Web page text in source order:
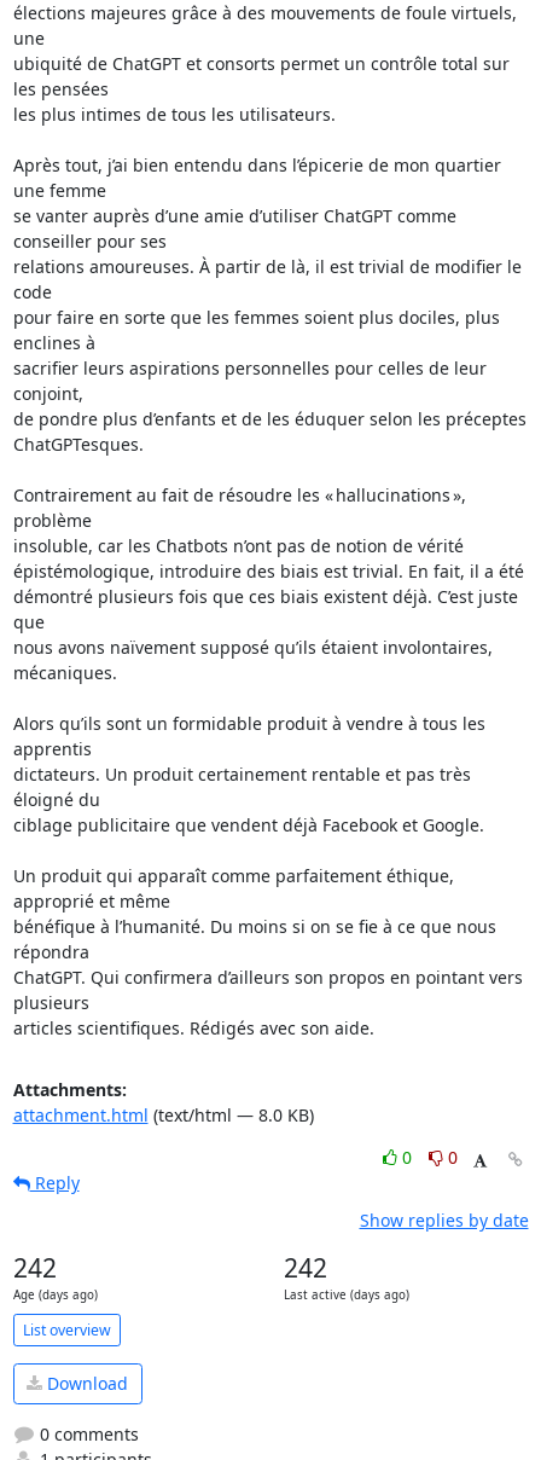
élections majeures grâce à des mouvements de foule virtuels,
une
ubiquité de ChatGPT et consorts permet un contrôle total sur
les pensées
les plus intimes de tous les utilisateurs.
Après tout, j’ai bien entendu dans l’épicerie de mon quartier
une femme
se vanter auprès d’une amie d’utiliser ChatGPT comme
conseiller pour ses
relations amoureuses. À partir de là, il est trivial de modifier le
code
pour faire en sorte que les femmes soient plus dociles, plus
enclines à
sacrifier leurs aspirations personnelles pour celles de leur
conjoint,
de pondre plus d’enfants et de les éduquer selon les préceptes
ChatGPTesques.
Contrairement au fait de résoudre les « hallucinations »,
problème
insoluble, car les Chatbots n’ont pas de notion de vérité
épistémologique, introduire des biais est trivial. En fait, il a été
démontré plusieurs fois que ces biais existent déjà. C’est juste
que
nous avons naïvement supposé qu’ils étaient involontaires,
mécaniques.
Alors qu’ils sont un formidable produit à vendre à tous les
apprentis
dictateurs. Un produit certainement rentable et pas très
éloigné du
ciblage publicitaire que vendent déjà Facebook et Google.
Un produit qui apparaît comme parfaitement éthique,
approprié et même
bénéfique à l’humanité. Du moins si on se fie à ce que nous
répondra
ChatGPT. Qui confirmera d’ailleurs son propos en pointant vers
plusieurs
articles scientifiques. Rédigés avec son aide.
Attachments:
attachment.html (text/html — 8.0 KB)
0
0
Reply
Show replies by date
242
Age (days ago)
242
Last active (days ago)
List overview
Download
0 comments